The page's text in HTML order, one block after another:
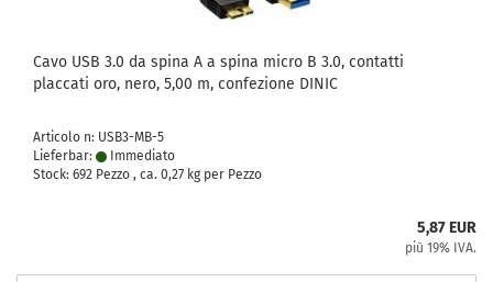
Cavo USB 3.0 da spina A a spina micro B 3.0, contatti
placcati oro, nero, 5,00 m, confezione DINIC
Articolo n: USB3-MB-5
Lieferbar:
Immediato
Stock: 692 Pezzo , ca. 0,27 kg per Pezzo
5,87 EUR
più 19% IVA.